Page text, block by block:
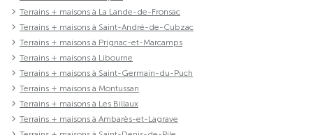
Terrains + maisons à La Lande-de-Fronsac
Terrains + maisons à Saint-André-de-Cubzac
Terrains + maisons à Prignac-et-Marcamps
Terrains + maisons à Libourne
Terrains + maisons à Saint-Germain-du-Puch
Terrains + maisons à Montussan
Terrains + maisons à Les Billaux
Terrains + maisons à Ambarès-et-Lagrave